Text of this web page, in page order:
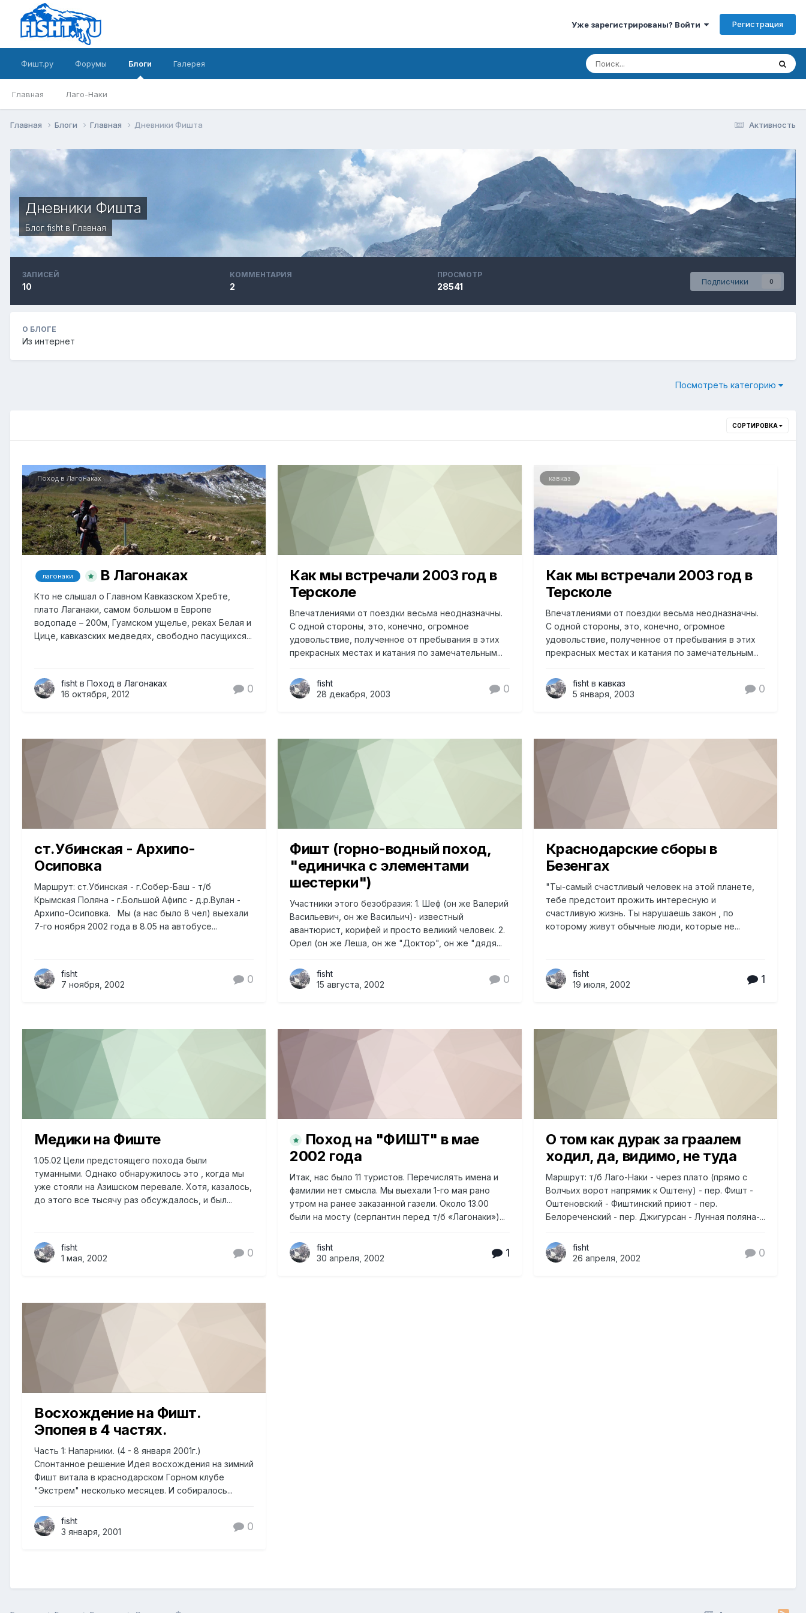
Уже зарегистрированы? Войти Регистрация
Фишт.ру Форумы Блоги
Главная Лаго-Наки
Галерея
Активность
Главная Блоги Главная Дневники Фишта
Дневники Фишта
Блог fisht в Главная
Подписчики 0
ЗАПИСЕЙ
10
КОММЕНТАРИЯ
2
ПРОСМОТР
28541
О БЛОГЕ
Из интернет
Посмотреть категорию
СОРТИРОВКА
Поход в Лагонаках
лагонаки В Лагонаках
Кто не слышал о Главном Кавказском Хребте,
плато Лаганаки, самом большом в Европе
водопаде – 200м, Гуамском ущелье, реках Белая и
Цице, кавказских медведях, свободно пасущихся...
fisht в Поход в Лагонаках
16 октября, 2012
0
Как мы встречали 2003 год в
Терсколе
Впечатлениями от поездки весьма неодназначны.
С одной стороны, это, конечно, огромное
удовольствие, полученное от пребывания в этих
прекрасных местах и катания по замечательным...
fisht
28 декабря, 2003
0
кавказ
Как мы встречали 2003 год в
Терсколе
Впечатлениями от поездки весьма неодназначны.
С одной стороны, это, конечно, огромное
удовольствие, полученное от пребывания в этих
прекрасных местах и катания по замечательным...
fishtв кавказ
5 января, 2003
0
ст.Убинская - Архипо-
Осиповка
Маршрут: ст.Убинская - г.Собер-Баш - т/б
Крымская Поляна - г.Большой Афипс - д.р.Вулан -
Архипо-Осиповка. Мы (а нас было 8 чел) выехали
7-го ноября 2002 года в 8.05 на автобусе...
fisht
7 ноября, 2002
0
Фишт (горно-водный поход,
"единичка с элементами
шестерки")
Участники этого безобразия: 1. Шеф (он же Валерий
Васильевич, он же Васильич)- известный
авантюрист, корифей и просто великий человек. 2.
Орел (он же Леша, он же "Доктор", он же "дядя...
fisht
15 августа, 2002
0
Краснодарские сборы в
Безенгах
"Ты-самый счастливый человек на этой планете,
тебе предстоит прожить интересную и
счастливую жизнь. Ты нарушаешь закон , по
которому живут обычные люди, которые не...
fisht
19 июля, 2002
1
Медики на Фиште
1.05.02 Цели предстоящего похода были
туманными. Однако обнаружилось это , когда мы
уже стояли на Азишском перевале. Хотя, казалось,
до этого все тысячу раз обсуждалось, и был...
fisht
1 мая, 2002
0
Поход на "ФИШТ" в мае
2002 года
Итак, нас было 11 туристов. Перечислять имена и
фамилии нет смысла. Мы выехали 1-го мая рано
утром на ранее заказанной газели. Около 13.00
были на мосту (серпантин перед т/б «Лагонаки»)...
fisht
30 апреля, 2002
1
О том как дурак за граалем
ходил, да, видимо, не туда
Маршрут: т/б Лаго-Наки - через плато (прямо с
Волчьих ворот напрямик к Оштену) - пер. Фишт -
Оштеновский - Фиштинский приют - пер.
Белореченский - пер. Джигурсан - Лунная поляна-...
fisht
26 апреля, 2002
0
Восхождение на Фишт.
Эпопея в 4 частях.
Часть 1: Напарники. (4 - 8 января 2001г.)
Спонтанное решение Идея восхождения на зимний
Фишт витала в краснодарском Горном клубе
"Экстрем" несколько месяцев. И собиралось...
fisht
3 января, 2001
0